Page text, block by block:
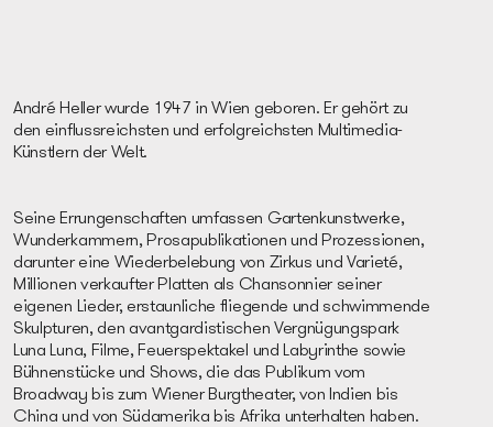
André Heller wurde 1947 in Wien geboren. Er gehört zu
den einflussreichsten und erfolgreichsten Multimedia-
Künstlern der Welt.
Seine Errungenschaften umfassen Gartenkunstwerke,
Wunderkammern, Prosapublikationen und Prozessionen,
darunter eine Wiederbelebung von Zirkus und Varieté,
Millionen verkaufter Platten als Chansonnier seiner
eigenen Lieder, erstaunliche fliegende und schwimmende
Skulpturen, den avantgardistischen Vergnügungspark
Luna Luna, Filme, Feuerspektakel und Labyrinthe sowie
Bühnenstücke und Shows, die das Publikum vom
Broadway bis zum Wiener Burgtheater, von Indien bis
China und von Südamerika bis Afrika unterhalten haben.